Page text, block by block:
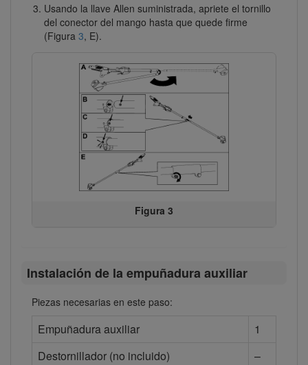
Usando la llave Allen suministrada, apriete el tornillo
del conector del mango hasta que quede firme
(Figura 3, E).
Figura 3
Instalación de la empuñadura auxiliar
Piezas necesarias en este paso:
Empuñadura auxiliar
1
Destornillador (no incluido)
–